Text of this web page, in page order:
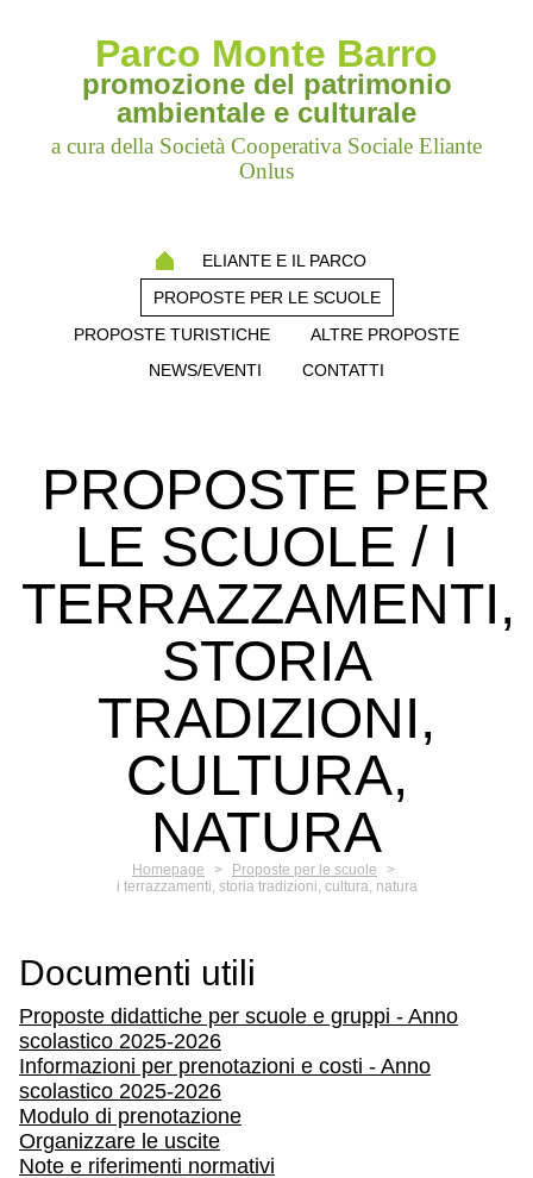
Parco Monte Barro
promozione del patrimonio
ambientale e culturale
a cura della Società Cooperativa Sociale Eliante
Onlus
ELIANTE E IL PARCO
PROPOSTE PER LE SCUOLE
PROPOSTE TURISTICHE
ALTRE PROPOSTE
NEWS/EVENTI
CONTATTI
PROPOSTE PER
LE SCUOLE / I
TERRAZZAMENTI,
STORIA
TRADIZIONI,
CULTURA,
NATURA
Homepage > Proposte per le scuole
>
i terrazzamenti, storia tradizioni, cultura, natura
Documenti utili
Proposte didattiche per scuole e gruppi - Anno
scolastico 2025-2026
Informazioni per prenotazioni e costi - Anno
scolastico 2025-2026
Modulo di prenotazione
Organizzare le uscite
Note e riferimenti normativi